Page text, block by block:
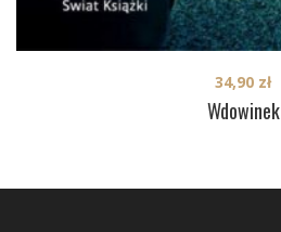
Wdowinek
34,90 zł